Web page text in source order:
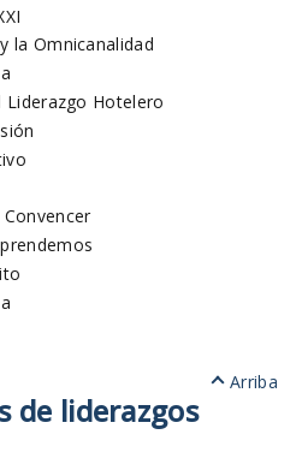
la Omnicanalidad
Liderazgo Hotelero
Arriba
de liderazgos